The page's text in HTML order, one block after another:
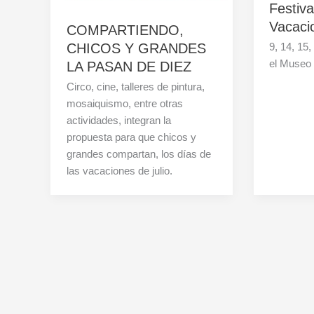
COMPARTIENDO,
CHICOS Y GRANDES
LA PASAN DE DIEZ
Circo, cine, talleres de pintura,
mosaiquismo, entre otras
actividades, integran la
propuesta para que chicos y
grandes compartan, los días de
las vacaciones de julio.
9, 14,
el Museo